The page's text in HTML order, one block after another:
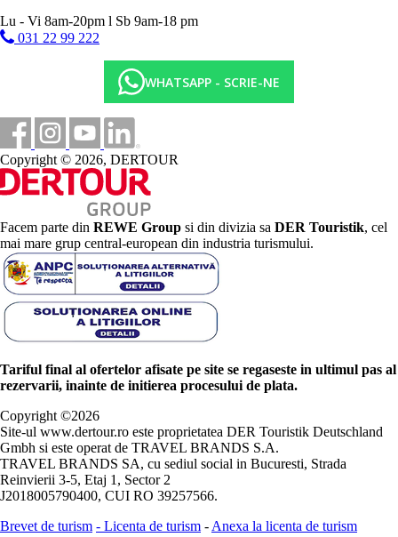
Lu - Vi 8am-20pm l Sb 9am-18 pm
031 22 99 222
WHATSAPP - SCRIE-NE
Copyright © 2026, DERTOUR
Facem parte din REWE Group si din divizia sa DER Touristik, cel
mai mare grup central-european din industria turismului.
Tariful final al ofertelor afisate pe site se regaseste in ultimul pas al
rezervarii, inainte de initierea procesului de plata.
Copyright ©2026
Site-ul www.dertour.ro este proprietatea DER Touristik Deutschland
Gmbh si este operat de TRAVEL BRANDS S.A.
TRAVEL BRANDS SA, cu sediul social in Bucuresti, Strada
Reinvierii 3-5, Etaj 1, Sector 2
J2018005790400, CUI RO 39257566.
Brevet de turism - Licenta de turism - Anexa la licenta de turism